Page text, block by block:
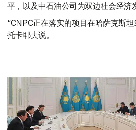
平，以及中石油公司为双边社会经济
“CNPC正在落实的项目在哈萨克斯
托卡耶夫说。